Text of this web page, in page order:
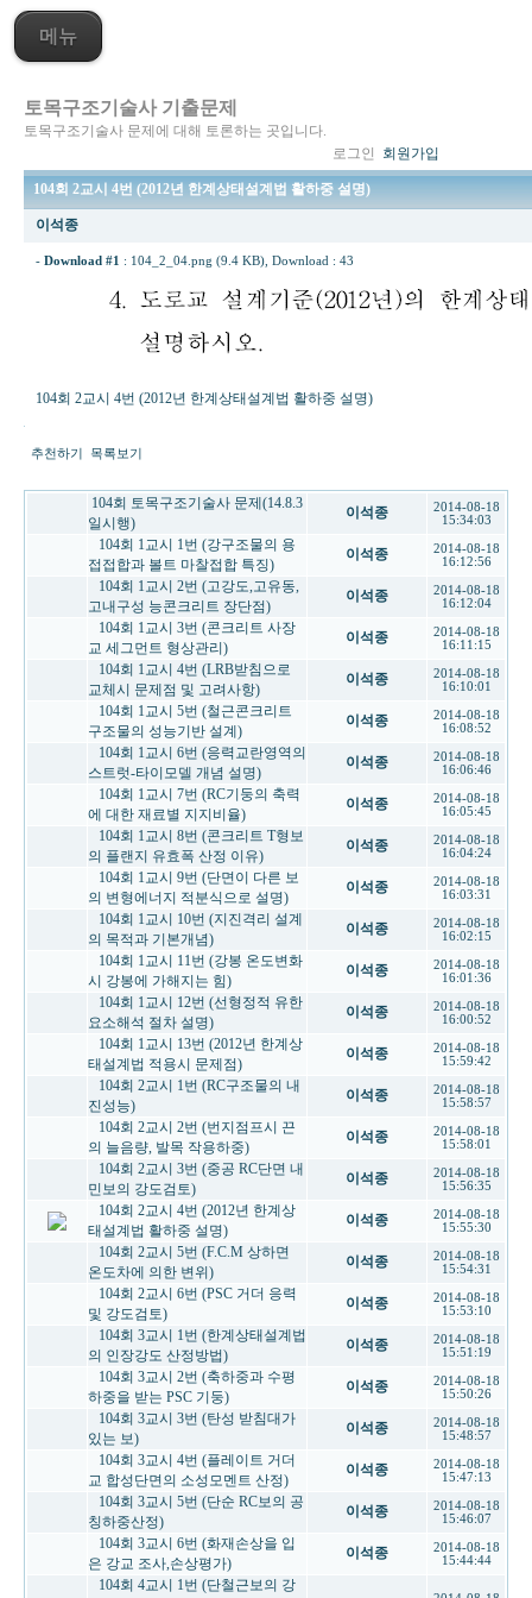
메뉴
토목구조기술사 기출문제
토목구조기술사 문제에 대해 토론하는 곳입니다.
로그인
회원가입
104회 2교시 4번 (2012년 한계상태설계법 활하중 설명)
이석종
- Download #1 : 104_2_04.png (9.4 KB) , Download : 43
104회 2교시 4번 (2012년 한계상태설계법 활하중 설명)
추천하기 목록보기
104회 토목구조기술사 문제(14.8.3
일시행)
이석종
2014-08-18
15:34:03
104회 1교시 1번 (강구조물의 용
접접합과 볼트 마찰접합 특징)
이석종
2014-08-18
16:12:56
104회 1교시 2번 (고강도,고유동,
고내구성 능콘크리트 장단점)
이석종
2014-08-18
16:12:04
104회 1교시 3번 (콘크리트 사장
교 세그먼트 형상관리)
이석종
2014-08-18
16:11:15
104회 1교시 4번 (LRB받침으로
교체시 문제점 및 고려사항)
이석종
2014-08-18
16:10:01
104회 1교시 5번 (철근콘크리트
구조물의 성능기반 설계)
이석종
2014-08-18
16:08:52
104회 1교시 6번 (응력교란영역의
스트럿-타이모델 개념 설명)
이석종
2014-08-18
16:06:46
104회 1교시 7번 (RC기둥의 축력
에 대한 재료별 지지비율)
이석종
2014-08-18
16:05:45
104회 1교시 8번 (콘크리트 T형보
의 플랜지 유효폭 산정 이유)
이석종
2014-08-18
16:04:24
104회 1교시 9번 (단면이 다른 보
의 변형에너지 적분식으로 설명)
이석종
2014-08-18
16:03:31
104회 1교시 10번 (지진격리 설계
의 목적과 기본개념)
이석종
2014-08-18
16:02:15
104회 1교시 11번 (강봉 온도변화
시 강봉에 가해지는 힘)
이석종
2014-08-18
16:01:36
104회 1교시 12번 (선형정적 유한
요소해석 절차 설명)
이석종
2014-08-18
16:00:52
104회 1교시 13번 (2012년 한계상
태설계법 적용시 문제점)
이석종
2014-08-18
15:59:42
104회 2교시 1번 (RC구조물의 내
진성능)
이석종
2014-08-18
15:58:57
104회 2교시 2번 (번지점프시 끈
의 늘음량, 발목 작용하중)
이석종
2014-08-18
15:58:01
104회 2교시 3번 (중공 RC단면 내
민보의 강도검토)
이석종
2014-08-18
15:56:35
104회 2교시 4번 (2012년 한계상
태설계법 활하중 설명)
이석종
2014-08-18
15:55:30
104회 2교시 5번 (F.C.M 상하면
온도차에 의한 변위)
이석종
2014-08-18
15:54:31
104회 2교시 6번 (PSC 거더 응력
및 강도검토)
이석종
2014-08-18
15:53:10
104회 3교시 1번 (한계상태설계법
의 인장강도 산정방법)
이석종
2014-08-18
15:51:19
104회 3교시 2번 (축하중과 수평
하중을 받는 PSC 기둥)
이석종
2014-08-18
15:50:26
104회 3교시 3번 (탄성 받침대가
있는 보)
이석종
2014-08-18
15:48:57
104회 3교시 4번 (플레이트 거더
교 합성단면의 소성모멘트 산정)
이석종
2014-08-18
15:47:13
104회 3교시 5번 (단순 RC보의 공
칭하중산정)
이석종
2014-08-18
15:46:07
104회 3교시 6번 (화재손상을 입
은 강교 조사,손상평가)
이석종
2014-08-18
15:44:44
104회 4교시 1번 (단철근보의 강